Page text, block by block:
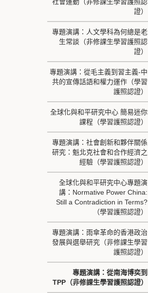
證）
專題演講：人文學科為何總是老
生常談（非修課生學習護照認
證）
專題演講：從毛主義到習主義-中
共的宣傳話語和權力運作（學習
護照認證）
全球化與和平研究中心 簡易迷你
課程（學習護照認證）
專題演講：社會創新和夥伴關係
研究：魁北克社會和合作經濟之
經驗（學習護照認證）
全球化與和平研究中心專題演
講：Normative Power China:
Still a Contradiction in Terms?
（學習護照認證）
專題演講：雨傘革命的香港政治
發展與選舉研究（非修課生學習
護照認證）
專題演講：從南海博奕到
TPP（非修課生學習護照認證）